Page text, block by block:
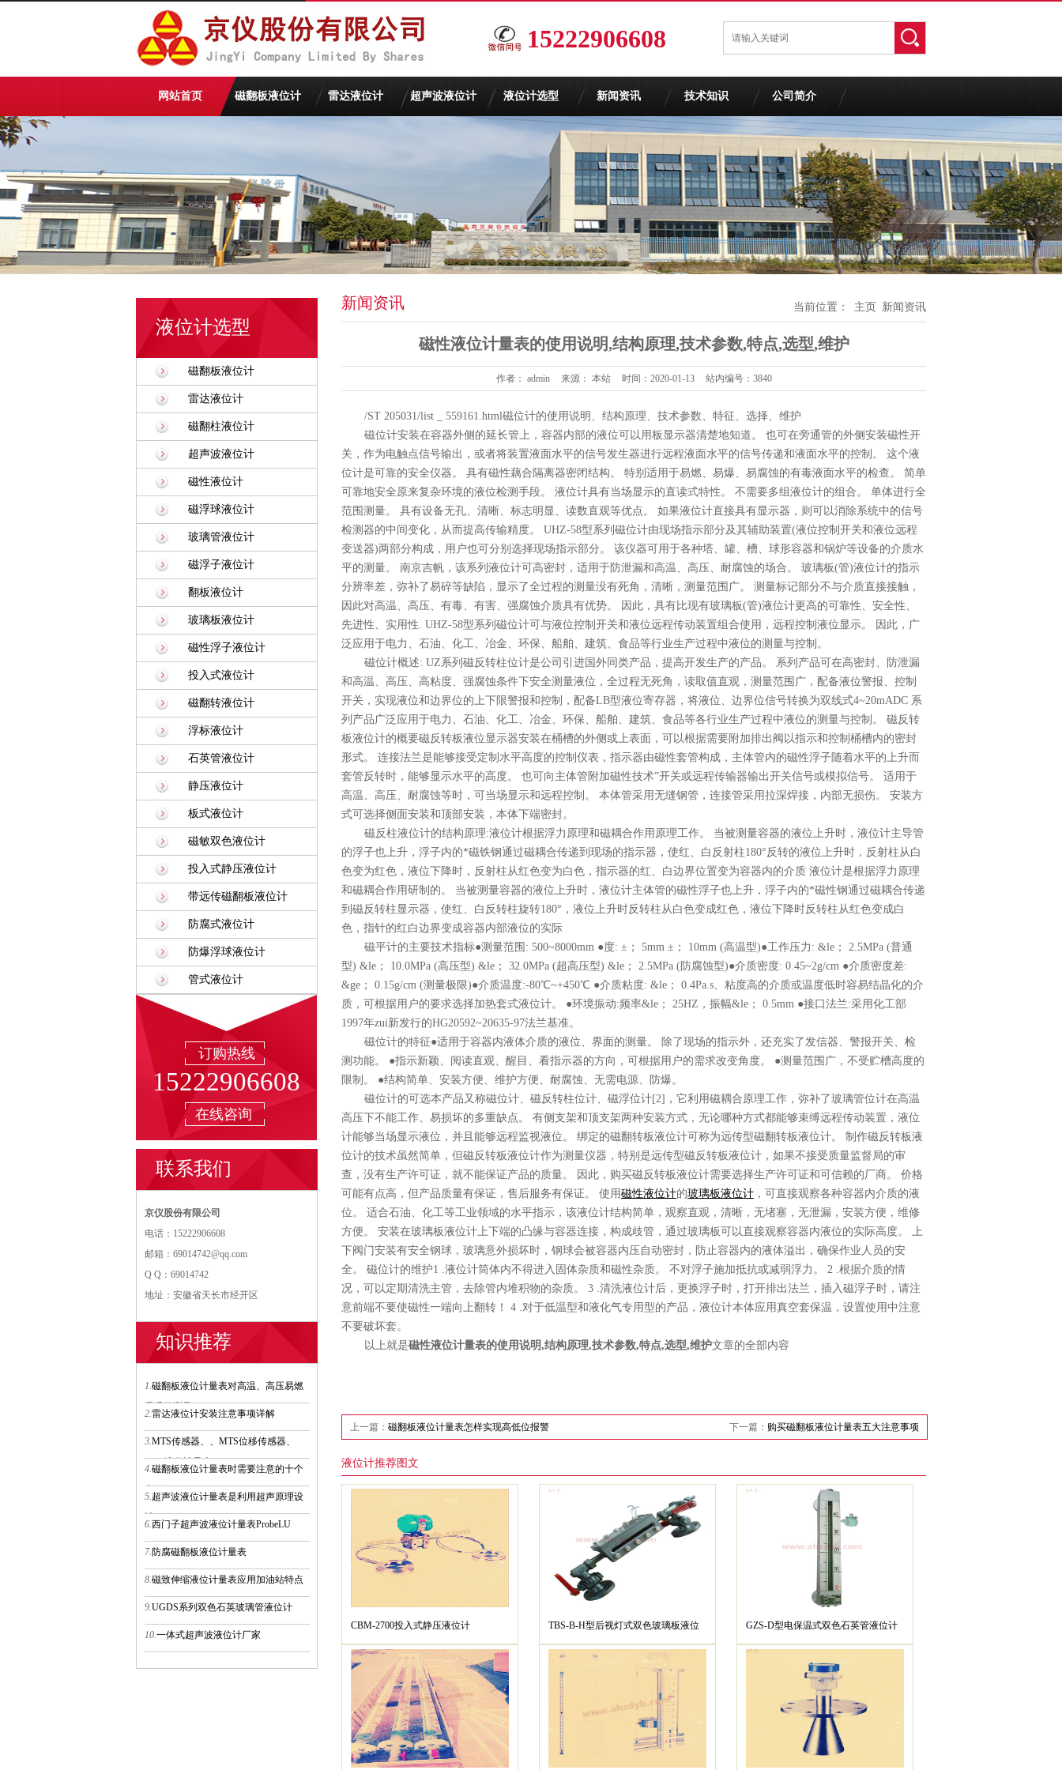
15222906608
网站首页 磁翻板液位计 雷达液位计 超声波液位计 液位计选型 新闻资讯 技术知识 公司简介
液位计选型
磁翻板液位计
雷达液位计
磁翻柱液位计
超声波液位计
磁性液位计
磁浮球液位计
玻璃管液位计
磁浮子液位计
翻板液位计
玻璃板液位计
磁性浮子液位计
投入式液位计
磁翻转液位计
浮标液位计
石英管液位计
静压液位计
板式液位计
磁敏双色液位计
投入式静压液位计
带远传磁翻板液位计
防腐式液位计
防爆浮球液位计
管式液位计
订购热线
15222906608
在线咨询
联系我们
京仪股份有限公司
电话：15222906608
邮箱：69014742@qq.com
Q Q：69014742
地址：安徽省天长市经开区
知识推荐
1.磁翻板液位计量表对高温、高压易燃
易爆的测量
2.雷达液位计安装注意事项详解
3.MTS传感器、、MTS位移传感器、
MTS液位计量表
4.磁翻板液位计量表时需要注意的十个
事项
5.超声波液位计量表是利用超声原理设
计
6.西门子超声波液位计量表ProbeLU
7.防腐磁翻板液位计量表
8.磁致伸缩液位计量表应用加油站特点
9.UGDS系列双色石英玻璃管液位计
10.一体式超声波液位计厂家
当前位置： 主页 新闻资讯
新闻资讯
磁性液位计量表的使用说明,结构原理,技术参数,特点,选型,维护
作者： admin 来源： 本站 时间：2020-01-13 站内编号：3840
/ST 205031/list _ 559161.html磁位计的使用说明、结构原理、技术参数、特征、选择、维护
磁位计安装在容器外侧的延长管上，容器内部的液位可以用板显示器清楚地知道。 也可在旁通管的外侧安装磁性开
关，作为电触点信号输出，或者将装置液面水平的信号发生器进行远程液面水平的信号传递和液面水平的控制。 这个液
位计是可靠的安全仪器。 具有磁性藕合隔离器密闭结构。 特别适用于易燃、易爆、易腐蚀的有毒液面水平的检查。 简单
可靠地安全原来复杂环境的液位检测手段。 液位计具有当场显示的直读式特性。 不需要多组液位计的组合。 单体进行全
范围测量。 具有设备无孔、清晰、标志明显、读数直观等优点。 如果液位计直接具有显示器，则可以消除系统中的信号
检测器的中间变化，从而提高传输精度。 UHZ-58型系列磁位计由现场指示部分及其辅助装置(液位控制开关和液位远程
变送器)两部分构成，用户也可分别选择现场指示部分。 该仪器可用于各种塔、罐、槽、球形容器和锅炉等设备的介质水
平的测量。 南京吉帆，该系列液位计可高密封，适用于防泄漏和高温、高压、耐腐蚀的场合。 玻璃板(管)液位计的指示
分辨率差，弥补了易碎等缺陷，显示了全过程的测量没有死角，清晰，测量范围广。 测量标记部分不与介质直接接触，
因此对高温、高压、有毒、有害、强腐蚀介质具有优势。 因此，具有比现有玻璃板(管)液位计更高的可靠性、安全性、
先进性、实用性. UHZ-58型系列磁位计可与液位控制开关和液位远程传动装置组合使用，远程控制液位显示。 因此，广
泛应用于电力、石油、化工、冶金、环保、船舶、建筑、食品等行业生产过程中液位的测量与控制。
磁位计概述: UZ系列磁反转柱位计是公司引进国外同类产品，提高开发生产的产品。 系列产品可在高密封、防泄漏
和高温、高压、高粘度、强腐蚀条件下安全测量液位，全过程无死角，读取值直观，测量范围广，配备液位警报、控制
开关，实现液位和边界位的上下限警报和控制，配备LB型液位寄存器，将液位、边界位信号转换为双线式4~20mADC 系
列产品广泛应用于电力、石油、化工、冶金、环保、船舶、建筑、食品等各行业生产过程中液位的测量与控制。 磁反转
板液位计的概要磁反转板液位显示器安装在桶槽的外侧或上表面，可以根据需要附加排出阀以指示和控制桶槽内的密封
形式。 连接法兰是能够接受定制水平高度的控制仪表，指示器由磁性套管构成，主体管内的磁性浮子随着水平的上升而
套管反转时，能够显示水平的高度。 也可向主体管附加磁性技术”开关或远程传输器输出开关信号或模拟信号。 适用于
高温、高压、耐腐蚀等时，可当场显示和远程控制。 本体管采用无缝钢管，连接管采用拉深焊接，内部无损伤。 安装方
式可选择侧面安装和顶部安装，本体下端密封。
磁反柱液位计的结构原理:液位计根据浮力原理和磁耦合作用原理工作。 当被测量容器的液位上升时，液位计主导管
的浮子也上升，浮子内的*磁铁钢通过磁耦合传递到现场的指示器，使红、白反射柱180°反转的液位上升时，反射柱从白
色变为红色，液位下降时，反射柱从红色变为白色，指示器的红、白边界位置变为容器内的介质 液位计是根据浮力原理
和磁耦合作用研制的。 当被测量容器的液位上升时，液位计主体管的磁性浮子也上升，浮子内的*磁性钢通过磁耦合传递
到磁反转柱显示器，使红、白反转柱旋转180°，液位上升时反转柱从白色变成红色，液位下降时反转柱从红色变成白
色，指针的红白边界变成容器内部液位的实际
磁平计的主要技术指标●测量范围: 500~8000mm ●度: ±； 5mm ±； 10mm (高温型)●工作压力: &le； 2.5MPa (普通
型) &le； 10.0MPa (高压型) &le； 32.0MPa (超高压型) &le； 2.5MPa (防腐蚀型)●介质密度: 0.45~2g/cm ●介质密度差:
&ge； 0.15g/cm (测量极限)●介质温度:-80℃~+450℃ ●介质粘度: &le； 0.4Pa.s、粘度高的介质或温度低时容易结晶化的介
质，可根据用户的要求选择加热套式液位计。 ●环境振动:频率&le； 25HZ，振幅&le； 0.5mm ●接口法兰:采用化工部
1997年zui新发行的HG20592~20635-97法兰基准。
磁位计的特征●适用于容器内液体介质的液位、界面的测量。 除了现场的指示外，还充实了发信器、警报开关、检
测功能。 ●指示新颖、阅读直观、醒目、看指示器的方向，可根据用户的需求改变角度。 ●测量范围广，不受贮槽高度的
限制。 ●结构简单、安装方便、维护方便、耐腐蚀、无需电源、防爆。
磁位计的可选本产品又称磁位计、磁反转柱位计、磁浮位计[2]，它利用磁耦合原理工作，弥补了玻璃管位计在高温
高压下不能工作、易损坏的多重缺点。 有侧支架和顶支架两种安装方式，无论哪种方式都能够束缚远程传动装置，液位
计能够当场显示液位，并且能够远程监视液位。 绑定的磁翻转板液位计可称为远传型磁翻转板液位计。 制作磁反转板液
位计的技术虽然简单，但磁反转板液位计作为测量仪器，特别是远传型磁反转板液位计，如果不接受质量监督局的审
查，没有生产许可证，就不能保证产品的质量。 因此，购买磁反转板液位计需要选择生产许可证和可信赖的厂商。 价格
可能有点高，但产品质量有保证，售后服务有保证。 使用磁性液位计的玻璃板液位计 ，可直接观察各种容器内介质的液
位。 适合石油、化工等工业领域的水平指示，该液位计结构简单，观察直观，清晰，无堵塞，无泄漏，安装方便，维修
方便。 安装在玻璃板液位计上下端的凸缘与容器连接，构成歧管，通过玻璃板可以直接观察容器内液位的实际高度。 上
下阀门安装有安全钢球，玻璃意外损坏时，钢球会被容器内压自动密封，防止容器内的液体溢出，确保作业人员的安
全。 磁位计的维护1 .液位计筒体内不得进入固体杂质和磁性杂质。 不对浮子施加抵抗或减弱浮力。 2 .根据介质的情
况，可以定期清洗主管，去除管内堆积物的杂质。 3 .清洗液位计后，更换浮子时，打开排出法兰，插入磁浮子时，请注
意前端不要使磁性一端向上翻转！ 4 .对于低温型和液化气专用型的产品，液位计本体应用真空套保温，设置使用中注意
不要破坏套。
以上就是磁性液位计量表的使用说明,结构原理,技术参数,特点,选型,维护文章的全部内容
上一篇： 磁翻板液位计量表怎样实现高低位报警 下一篇： 购买磁翻板液位计量表五大注意事项
液位计推荐图文
CBM-2700投入式静压液位计 TBS-B-H型后视灯式双色玻璃板液位
计
GZS-D型电保温式双色石英管液位计